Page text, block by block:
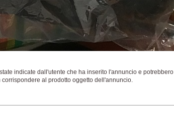
indicate dall'utente che ha inserito l'annuncio e potrebbero
corrispondere al prodotto oggetto dell'annuncio.